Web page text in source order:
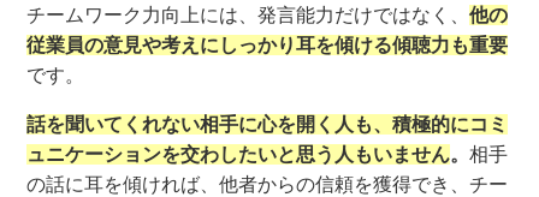
チームワーク力向上には、発言能力だけではなく、他の
従業員の意見や考えにしっかり耳を傾ける傾聴力も重要
です。
話を聞いてくれない相手に心を開く人も、積極的にコミ
ュニケーションを交わしたいと思う人もいません。相手
の話に耳を傾ければ、他者からの信頼を獲得でき、チー